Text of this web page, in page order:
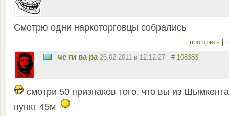
Смотрю одни наркоторговцы собрались
поощрить
че ги ва ра 26.02.2011 в 12:12:27 # 108383
смотри 50 признаков того, что вы из Шымкента
пункт 45м